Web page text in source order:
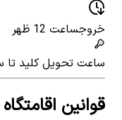
خروجساعت 12 ظهر
ساعت تحویل کلید تا
قوانین اقامتگاه